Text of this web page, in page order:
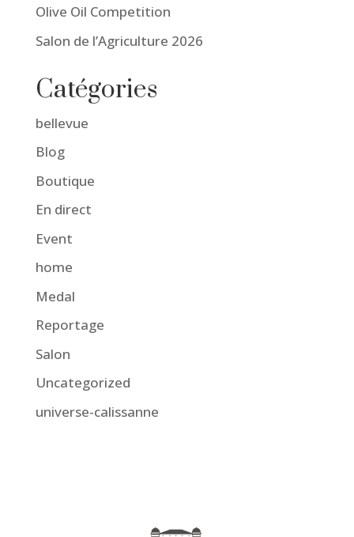
Olive Oil Competition
Salon de l’Agriculture 2026
Catégories
bellevue
Blog
Boutique
En direct
Event
home
Medal
Reportage
Salon
Uncategorized
universe-calissanne